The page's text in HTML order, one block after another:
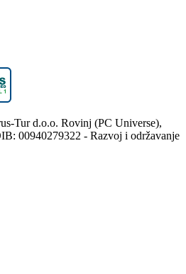
Tur d.o.o. Rovinj (PC Universe),
00940279322 - Razvoj i održavanje